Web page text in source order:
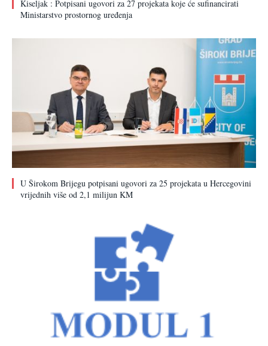
Kiseljak : Potpisani ugovori za 27 projekata koje će sufinancirati
Ministarstvo prostornog uređenja
U Širokom Brijegu potpisani ugovori za 25 projekata u Hercegovini
vrijednih više od 2,1 milijun KM